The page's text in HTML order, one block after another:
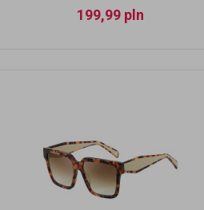
199,99 pln